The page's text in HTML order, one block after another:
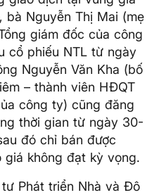
bà Nguyễn Thị Mai (mẹ
giám đốc của công
cổ phiếu NTL từ ngày
Nguyễn Văn Kha (bố
– thành viên HĐQT
công ty) cũng đăng
thời gian từ ngày 30-
đó chỉ bán được
giá không đạt kỳ vọng.
Phát triển Nhà và Đô